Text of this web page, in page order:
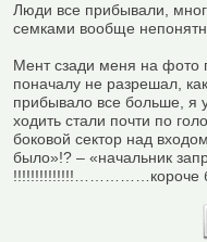
Люди все прибывали,
семками вообще
Мент сзади меня на фото
поначалу не разрешал,
прибывало все больше, я
ходить стали почти по
боковой сектор над
было»!? – «начальник
!!!!!!!!!!!!!!……………короче